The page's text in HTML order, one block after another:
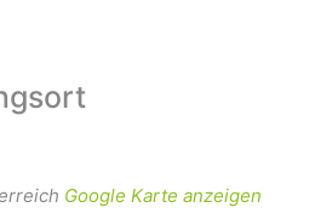
Google Karte anzeigen